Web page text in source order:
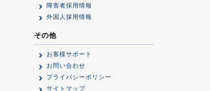
障害者採用情報
外国人採用情報
その他
お客様サポート
お問い合わせ
プライバシーポリシー
サイトマップ